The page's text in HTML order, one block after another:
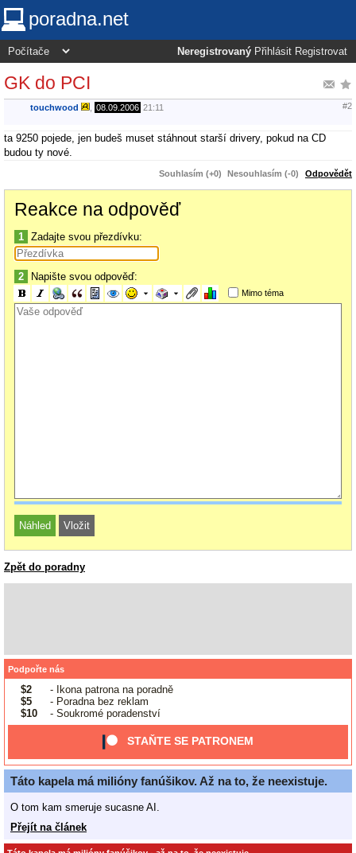
poradna.net
Neregistrovaný Přihlásit Registrovat
GK do PCI
touchwood 08.09.2006 21:11 #2
ta 9250 pojede, jen budeš muset stáhnout starší drivery, pokud na CD
budou ty nové.
Souhlasím (+0) Nesouhlasím (-0) Odpovědět
Reakce na odpověď
1 Zadajte svou přezdívku:
2 Napište svou odpověď:
Mimo téma
Zpět do poradny
Podpořte nás
$2
- Ikona patrona na poradně
$5
- Poradna bez reklam
$10
- Soukromé poradenství
STAŇTE SE PATRONEM
Táto kapela má milióny fanúšikov. Až na to, že neexistuje.
O tom kam smeruje sucasne AI.
Přejít na článek